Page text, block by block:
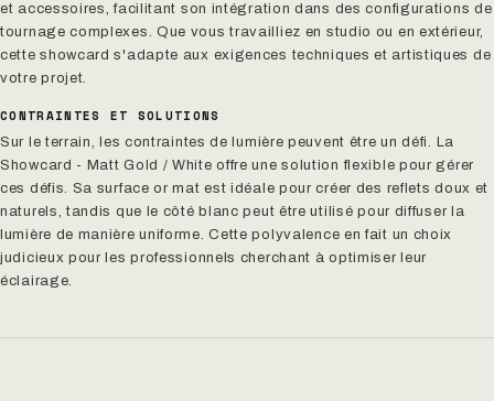
et accessoires, facilitant son intégration dans des configurations de
tournage complexes. Que vous travailliez en studio ou en extérieur,
cette showcard s'adapte aux exigences techniques et artistiques de
votre projet.
CONTRAINTES ET SOLUTIONS
Sur le terrain, les contraintes de lumière peuvent être un défi. La
Showcard - Matt Gold / White offre une solution flexible pour gérer
ces défis. Sa surface or mat est idéale pour créer des reflets doux et
naturels, tandis que le côté blanc peut être utilisé pour diffuser la
lumière de manière uniforme. Cette polyvalence en fait un choix
judicieux pour les professionnels cherchant à optimiser leur
éclairage.